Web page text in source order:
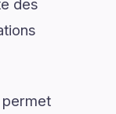
des